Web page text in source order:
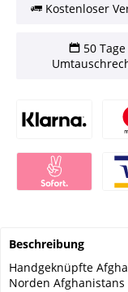
Kostenloser
50 Tage
Beschreibung
Handgeknüpfte
Norden